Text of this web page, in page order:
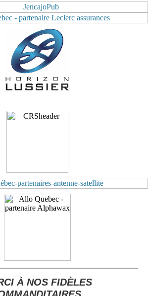
À NOS FIDÈLES